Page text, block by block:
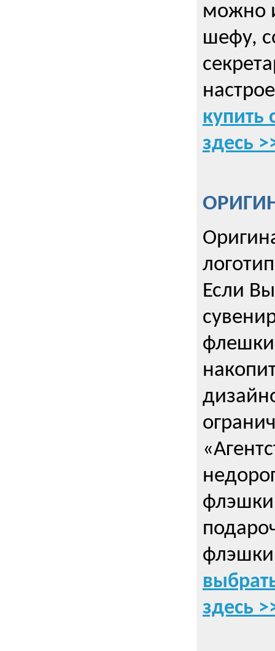
можно
шефу,
купить
здесь
Если
флэшки
здесь